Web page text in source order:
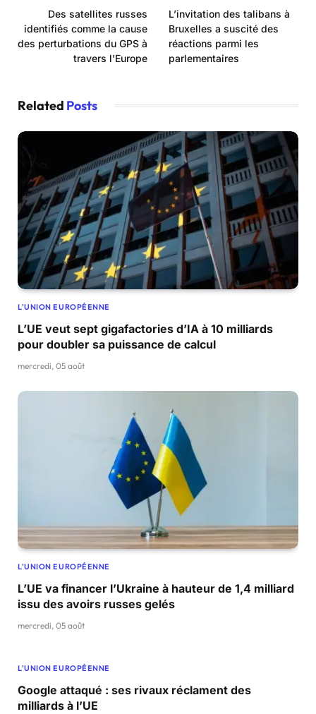
Des satellites russes
identifiés comme la cause
des perturbations du GPS à
travers l’Europe
L’invitation des talibans à
Bruxelles a suscité des
réactions parmi les
parlementaires
Related Posts
L'UNION EUROPÉENNE
L’UE veut sept gigafactories d’IA à 10 milliards
pour doubler sa puissance de calcul
mercredi, 05 août
L'UNION EUROPÉENNE
L’UE va financer l’Ukraine à hauteur de 1,4 milliard
issu des avoirs russes gelés
mercredi, 05 août
L'UNION EUROPÉENNE
Google attaqué : ses rivaux réclament des
milliards à l’UE